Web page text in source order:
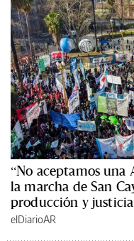
“No aceptamos una
la marcha de San
producción y
elDiarioAR